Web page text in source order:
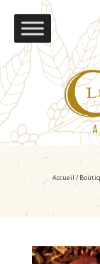
Accueil /